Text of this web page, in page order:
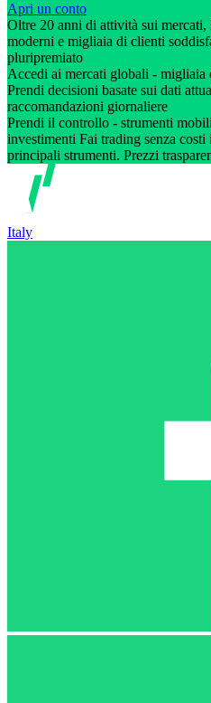
Apri un conto
Oltre 20 anni di attività sui
moderni e migliaia di clienti
pluripremiato
Accedi ai mercati globali - migliaia
Prendi decisioni basate sui dati
raccomandazioni giornaliere
Prendi il controllo - strumenti
investimenti Fai trading senza
principali strumenti. Prezzi
Italy